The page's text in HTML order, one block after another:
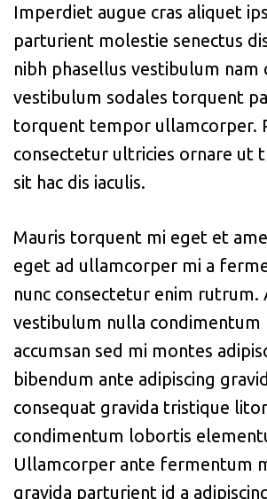
Imperdiet augue cras aliquet
parturient molestie senectus
nibh phasellus vestibulum nam
vestibulum sodales torquent
torquent tempor ullamcorper.
consectetur ultricies ornare ut
sit hac dis iaculis.
Mauris torquent mi eget et
eget ad ullamcorper mi a
nunc consectetur enim rutrum.
vestibulum nulla condimentum
accumsan sed mi montes
bibendum ante adipiscing
consequat gravida tristique
condimentum lobortis
Ullamcorper ante fermentum
gravida parturient id a